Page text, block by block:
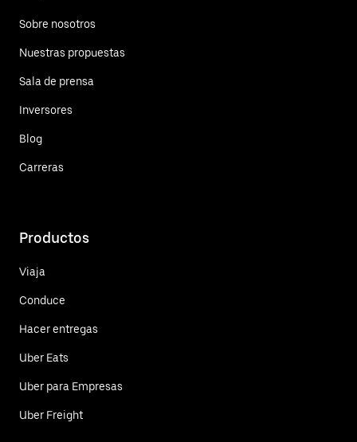
Sobre nosotros
Nuestras propuestas
Sala de prensa
Inversores
Blog
Carreras
Productos
Viaja
Conduce
Hacer entregas
Uber Eats
Uber para Empresas
Uber Freight